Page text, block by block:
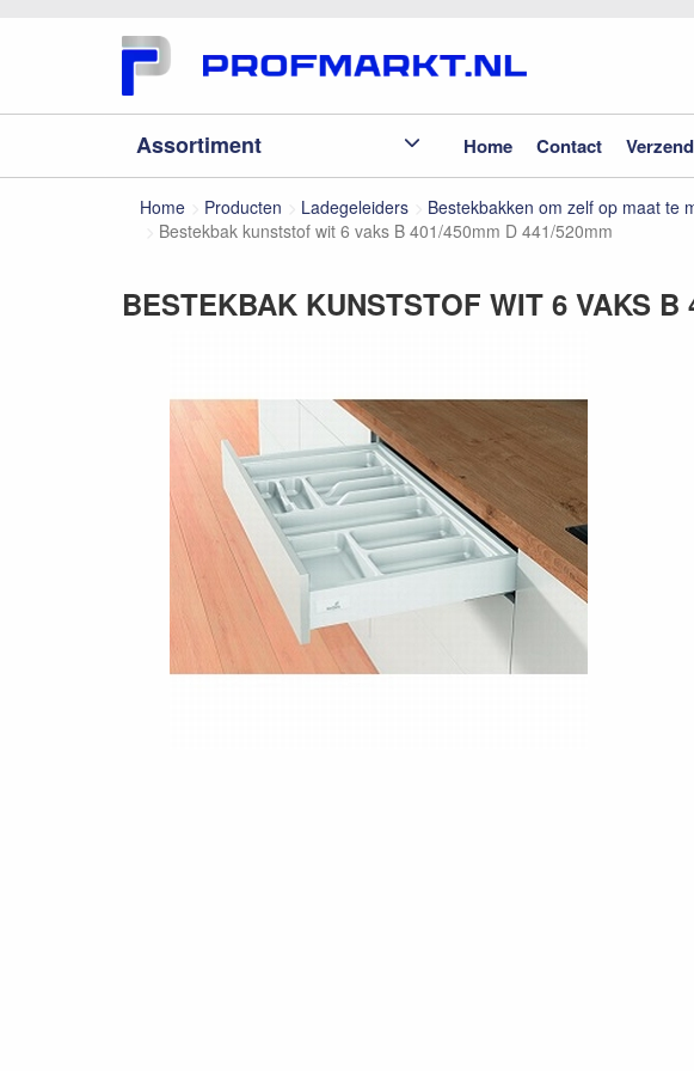
Assortiment Home Contact
Home Producten Ladegeleiders Bestekbakken om zelf op maat te
Bestekbak kunststof wit 6 vaks B 401/450mm D 441/520mm
BESTEKBAK KUNSTSTOF WIT 6 VAKS B